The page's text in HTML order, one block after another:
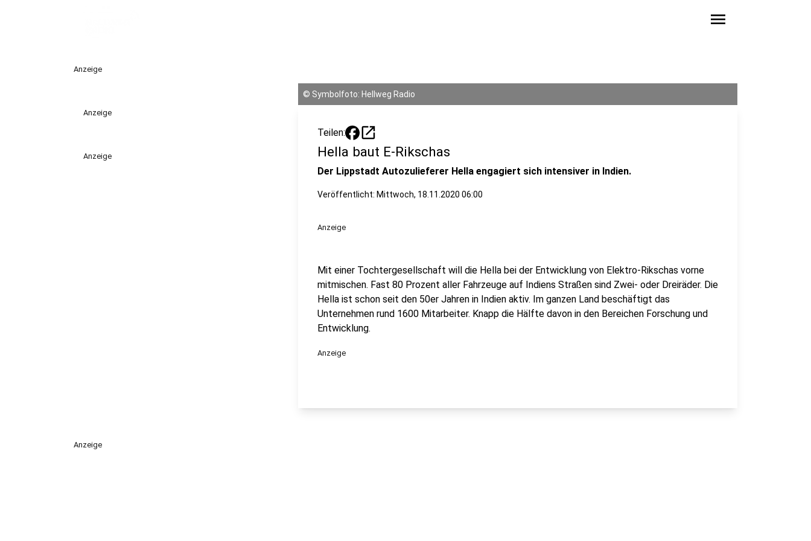
menu
Anzeige
Anzeige
Anzeige
© Symbolfoto: Hellweg Radio
Teilen: open_in_new
Hella baut E-Rikschas
Der Lippstadt Autozulieferer Hella engagiert sich intensiver in Indien.
Veröffentlicht: Mittwoch, 18.11.2020 06:00
Anzeige
Mit einer Tochtergesellschaft will die Hella bei der Entwicklung von Elektro-Rikschas vorne
mitmischen. Fast 80 Prozent aller Fahrzeuge auf Indiens Straßen sind Zwei- oder Dreiräder. Die
Hella ist schon seit den 50er Jahren in Indien aktiv. Im ganzen Land beschäftigt das
Unternehmen rund 1600 Mitarbeiter. Knapp die Hälfte davon in den Bereichen Forschung und
Entwicklung.
Anzeige
Anzeige